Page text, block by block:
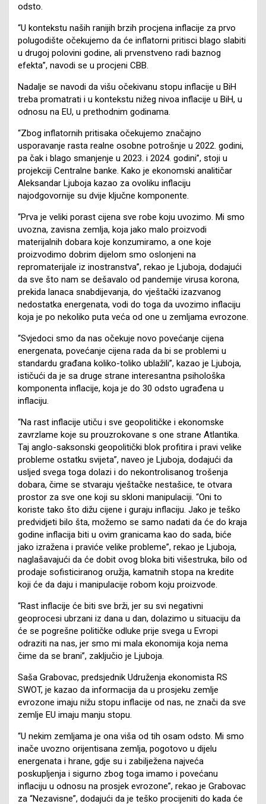
odsto.
“U kontekstu naših ranijih brzih procjena inflacije za prvo
polugodište očekujemo da će inflatorni pritisci blago slabiti
u drugoj polovini godine, ali prvenstveno radi baznog
efekta”, navodi se u procjeni CBB.
Nadalje se navodi da višu očekivanu stopu inflacije u BiH
treba promatrati i u kontekstu nižeg nivoa inflacije u BiH, u
odnosu na EU, u prethodnim godinama.
“Zbog inflatornih pritisaka očekujemo značajno
usporavanje rasta realne osobne potrošnje u 2022. godini,
pa čak i blago smanjenje u 2023. i 2024. godini”, stoji u
projekciji Centralne banke. Kako je ekonomski analitičar
Aleksandar Ljuboja kazao za ovoliku inflaciju
najodgovornije su dvije ključne komponente.
“Prva je veliki porast cijena sve robe koju uvozimo. Mi smo
uvozna, zavisna zemlja, koja jako malo proizvodi
materijalnih dobara koje konzumiramo, a one koje
proizvodimo dobrim dijelom smo oslonjeni na
repromaterijale iz inostranstva”, rekao je Ljuboja, dodajući
da sve što nam se dešavalo od pandemije virusa korona,
prekida lanaca snabdijevanja, do vještački izazvanog
nedostatka energenata, vodi do toga da uvozimo inflaciju
koja je po nekoliko puta veća od one u zemljama evrozone.
“Svjedoci smo da nas očekuje novo povećanje cijena
energenata, povećanje cijena rada da bi se problemi u
standardu građana koliko-toliko ublažili”, kazao je Ljuboja,
ističući da je sa druge strane interesantna psihološka
komponenta inflacije, koja je do 30 odsto ugrađena u
inflaciju.
“Na rast inflacije utiču i sve geopolitičke i ekonomske
zavrzlame koje su prouzrokovane s one strane Atlantika.
Taj anglo-saksonski geopolitički blok profitira i pravi velike
probleme ostatku svijeta”, naveo je Ljuboja, dodajući da
usljed svega toga dolazi i do nekontrolisanog trošenja
dobara, čime se stvaraju vještačke nestašice, te otvara
prostor za sve one koji su skloni manipulaciji. “Oni to
koriste tako što dižu cijene i guraju inflaciju. Jako je teško
predvidjeti bilo šta, možemo se samo nadati da će do kraja
godine inflacija biti u ovim granicama kao do sada, biće
jako izražena i praviće velike probleme”, rekao je Ljuboja,
naglašavajući da će dobit ovog bloka biti višestruka, bilo od
prodaje sofisticiranog oružja, kamatnih stopa na kredite
koji će da daju i manipulacije robom koju proizvode.
“Rast inflacije će biti sve brži, jer su svi negativni
geoprocesi ubrzani iz dana u dan, dolazimo u situaciju da
će se pogrešne političke odluke prije svega u Evropi
odraziti na nas, jer smo mi mala ekonomija koja nema
čime da se brani”, zaključio je Ljuboja.
Saša Grabovac, predsjednik Udruženja ekonomista RS
SWOT, je kazao da informacija da u prosjeku zemlje
evrozone imaju nižu stopu inflacije od nas, ne znači da sve
zemlje EU imaju manju stopu.
“U nekim zemljama je ona viša od tih osam odsto. Mi smo
inače uvozno orijentisana zemlja, pogotovo u dijelu
energenata i hrane, gdje su i zabilježena najveća
poskupljenja i sigurno zbog toga imamo i povećanu
inflaciju u odnosu na prosjek evrozone”, rekao je Grabovac
za “Nezavisne”, dodajući da je teško procijeniti do kada će